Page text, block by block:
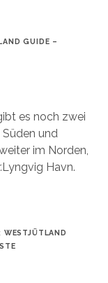
GUIDE –
es noch zwei
und
im Norden,
Havn.
WESTJÜTLAND